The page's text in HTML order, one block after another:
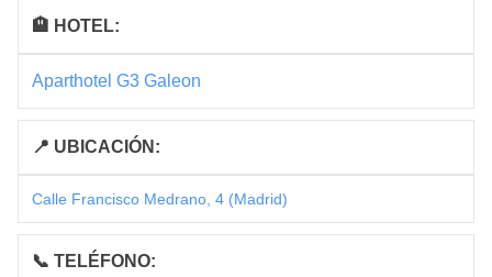
🏨 HOTEL:
Aparthotel G3 Galeon
📍 UBICACIÓN:
Calle Francisco Medrano, 4 (Madrid)
📞 TELÉFONO: